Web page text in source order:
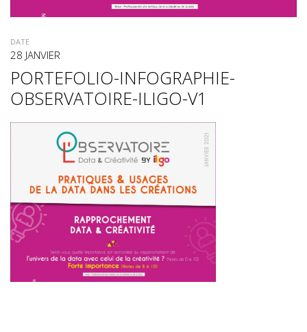
DATE
28 JANVIER
PORTEFOLIO-INFOGRAPHIE-
OBSERVATOIRE-ILIGO-V1